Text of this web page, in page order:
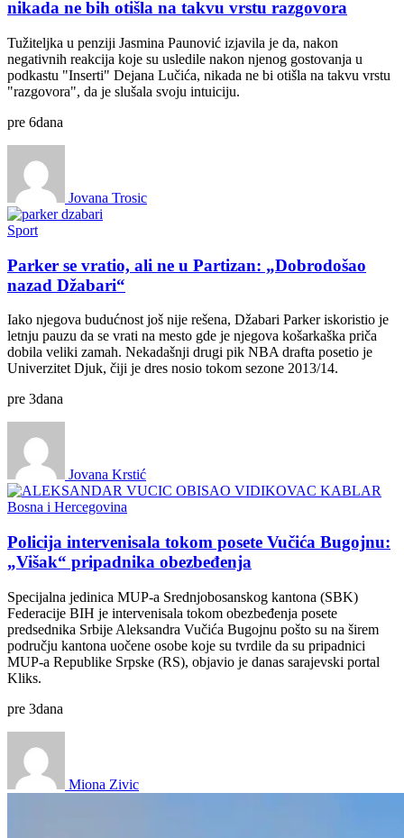
nikada ne bih otišla na takvu vrstu razgovora
Tužiteljka u penziji Jasmina Paunović izjavila je da, nakon
negativnih reakcija koje su usledile nakon njenog gostovanja u
podkastu "Inserti" Dejana Lučića, nikada ne bi otišla na takvu vrstu
"razgovora", da je slušala svoju intuiciju.
pre 6dana
Jovana Trosic
Sport
Parker se vratio, ali ne u Partizan: „Dobrodošao
nazad Džabari“
Iako njegova budućnost još nije rešena, Džabari Parker iskoristio je
letnju pauzu da se vrati na mesto gde je njegova košarkaška priča
dobila veliki zamah. Nekadašnji drugi pik NBA drafta posetio je
Univerzitet Djuk, čiji je dres nosio tokom sezone 2013/14.
pre 3dana
Jovana Krstić
Bosna i Hercegovina
Policija intervenisala tokom posete Vučića Bugojnu:
„Višak“ pripadnika obezbeđenja
Specijalna jedinica MUP-a Srednjobosanskog kantona (SBK)
Federacije BIH je intervenisala tokom obezbeđenja posete
predsednika Srbije Aleksandra Vučića Bugojnu pošto su na širem
području kantona uočene osobe koje su tvrdile da su pripadnici
MUP-a Republike Srpske (RS), objavio je danas sarajevski portal
Kliks.
pre 3dana
Miona Zivic